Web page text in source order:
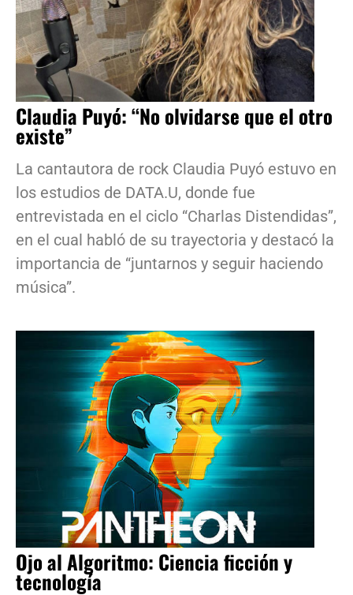
Claudia Puyó: “No olvidarse que el otro
existe”
La cantautora de rock Claudia Puyó estuvo en
los estudios de DATA.U, donde fue
entrevistada en el ciclo “Charlas Distendidas”,
en el cual habló de su trayectoria y destacó la
importancia de “juntarnos y seguir haciendo
música”.
Ojo al Algoritmo: Ciencia ficción y
tecnología